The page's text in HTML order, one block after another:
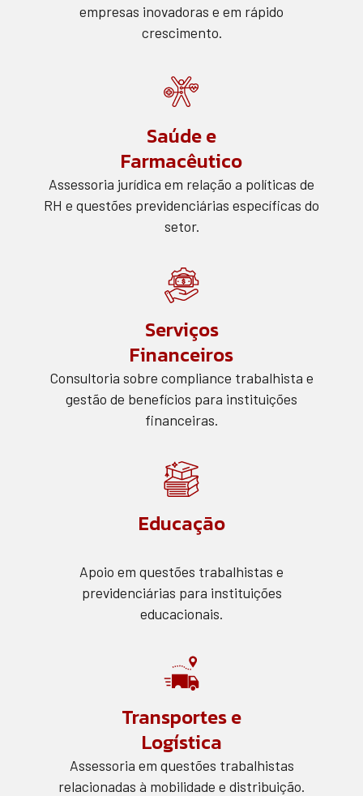
empresas inovadoras e em rápido
crescimento.
Saúde e
Farmacêutico
Assessoria jurídica em relação a políticas de
RH e questões previdenciárias específicas do
setor.
Serviços
Financeiros
Consultoria sobre compliance trabalhista e
gestão de benefícios para instituições
financeiras.
Educação
Apoio em questões trabalhistas e
previdenciárias para instituições
educacionais.
Transportes e
Logística
Assessoria em questões trabalhistas
relacionadas à mobilidade e distribuição.